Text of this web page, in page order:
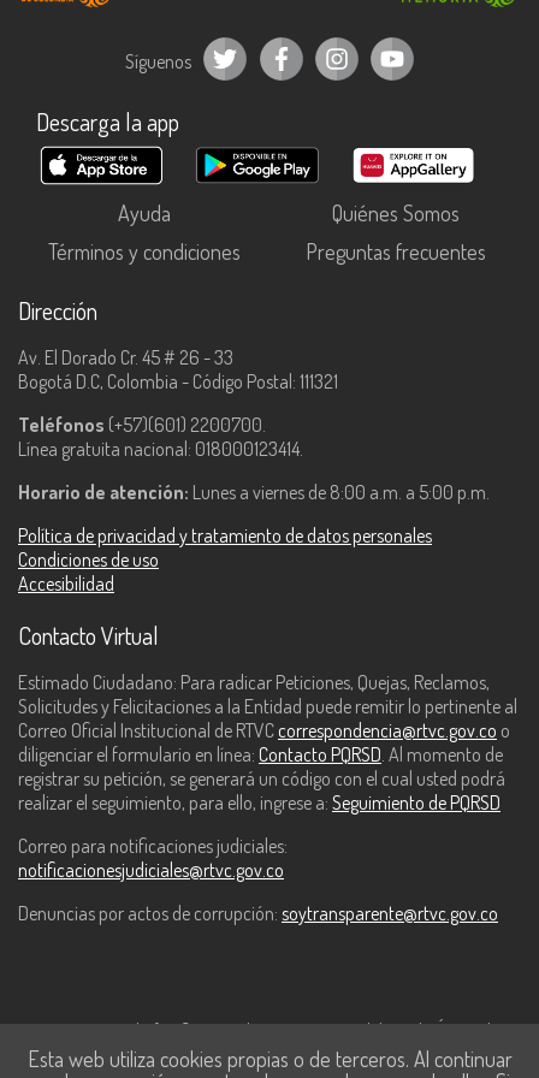
Síguenos
Descarga la app
Ayuda
Quiénes Somos
Términos y condiciones
Preguntas frecuentes
Dirección
Av. El Dorado Cr. 45 # 26 - 33
Bogotá D.C, Colombia - Código Postal: 111321
Teléfonos (+57)(601) 2200700.
Línea gratuita nacional: 018000123414.
Horario de atención: Lunes a viernes de 8:00 a.m. a 5:00 p.m.
Política de privacidad y tratamiento de datos personales
Condiciones de uso
Accesibilidad
Contacto Virtual
Estimado Ciudadano: Para radicar Peticiones, Quejas, Reclamos,
Solicitudes y Felicitaciones a la Entidad puede remitir lo pertinente al
Correo Oficial Institucional de RTVC correspondencia@rtvc.gov.co o
diligenciar el formulario en línea: Contacto PQRSD . Al momento de
registrar su petición, se generará un código con el cual usted podrá
realizar el seguimiento, para ello, ingrese a: Seguimiento de PQRSD
Correo para notificaciones judiciales:
notificacionesjudiciales@rtvc.gov.co
Denuncias por actos de corrupción: soytransparente@rtvc.gov.co
Este contenido fue financiado con recursos del Fondo Único de
Tecnologías de la Información y las Comunicaciones de MinTic.
Esta web utiliza cookies propias o de terceros. Al continuar